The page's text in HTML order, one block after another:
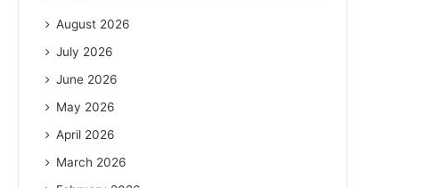
August 2026
July 2026
June 2026
May 2026
April 2026
March 2026